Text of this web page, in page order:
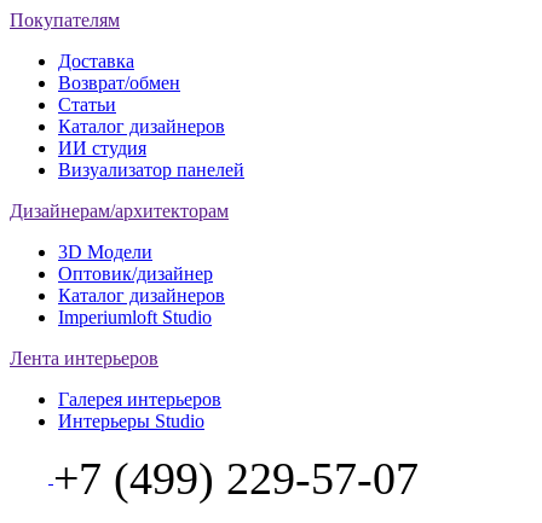
Покупателям
Доставка
Возврат/обмен
Статьи
Каталог дизайнеров
ИИ студия
Визуализатор панелей
Дизайнерам/архитекторам
3D Модели
Оптовик/дизайнер
Каталог дизайнеров
Imperiumloft Studio
Лента интерьеров
Галерея интерьеров
Интерьеры Studio
+7 (499) 229-57-07